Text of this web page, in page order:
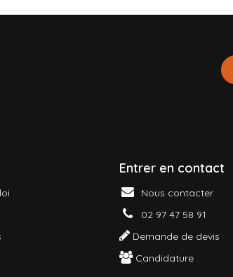
Entrer en contact
Nous contacter
02 97 47 58 91
Demande de devis
Candidature